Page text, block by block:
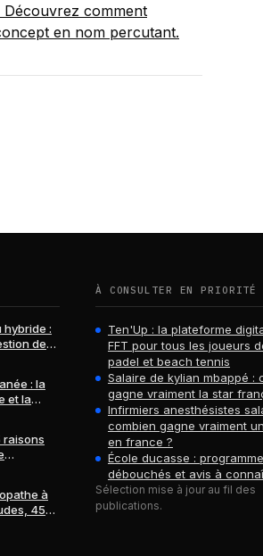
Découvrez comment
en nom percutant.
hybride :
de
: la
et la
raisons
à
45
À CONSULTER EN PRIORITÉ
Ten'Up : la plateforme
FFT pour tous les joueurs
padel et beach tennis
Salaire de kylian mbappé :
gagne vraiment la star
Infirmiers anesthésistes
combien gagne vraiment
en france ?
École ducasse :
débouchés et avis à
Sélection mise à jour au fil des
publications.